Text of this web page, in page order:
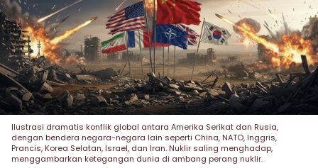
Ilustrasi dramatis konflik global antara Amerika Serikat dan Rusia,
dengan bendera negara-negara lain seperti China, NATO, Inggris,
Prancis, Korea Selatan, Israel, dan Iran. Nuklir saling menghadap,
menggambarkan ketegangan dunia di ambang perang nuklir.